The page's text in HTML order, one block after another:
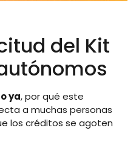
del Kit
ya, por qué este
a muchas personas
los créditos se agoten